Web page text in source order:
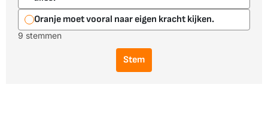
Oranje moet vooral naar eigen kracht kijken.
9 stemmen
Stem